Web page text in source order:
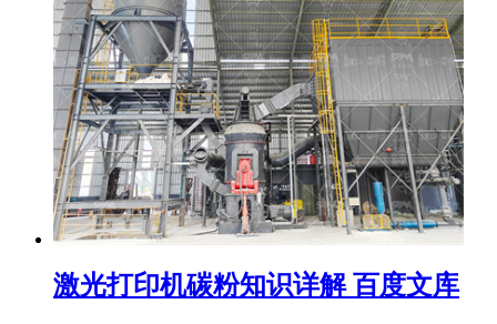
激光打印机碳粉知识详解 百度文库